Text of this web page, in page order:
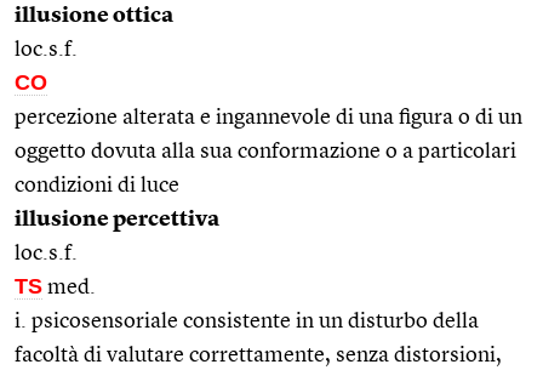
illusione ottica
loc.s.f.
CO
percezione alterata e ingannevole di una figura o di un
oggetto dovuta alla sua conformazione o a particolari
condizioni di luce
illusione percettiva
loc.s.f.
TS med.
i. psicosensoriale consistente in un disturbo della
facoltà di valutare correttamente, senza distorsioni,